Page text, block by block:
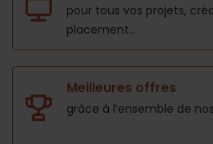
pour tous vos projets,
placement...
Meilleures offres
grâce à l’ensemble de nos